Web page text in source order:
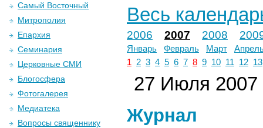
Весь
2006 2007 2008
Январь Февраль Март
1
2 3 4 5 6 7 8 9 10 11 12 13
27 Июля 2007
Журнал
Самый Восточный
Митрополия
Епархия
Семинария
Церковные СМИ
Блогосфера
Фотогалерея
Медиатека
Вопросы священнику